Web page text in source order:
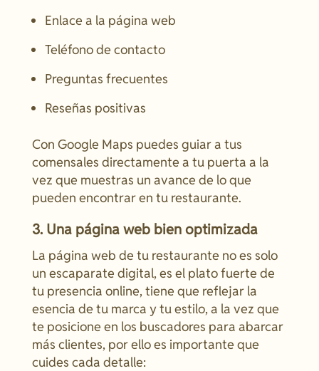
Enlace a la página web
Teléfono de contacto
Preguntas frecuentes
Reseñas positivas
Con Google Maps puedes guiar a tus
comensales directamente a tu puerta a la
vez que muestras un avance de lo que
pueden encontrar en tu restaurante.
3. Una página web bien optimizada
La página web de tu restaurante no es solo
un escaparate digital, es el plato fuerte de
tu presencia online, tiene que reflejar la
esencia de tu marca y tu estilo, a la vez que
te posicione en los buscadores para abarcar
más clientes, por ello es importante que
cuides cada detalle: